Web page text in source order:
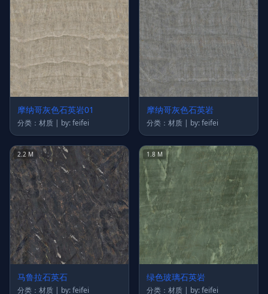
摩纳哥灰色石英岩01
分类：材质 | by: feifei
摩纳哥灰色石英岩
分类：材质 | by: feifei
2.2 M
马鲁拉石英石
分类：材质 | by: feifei
1.8 M
绿色玻璃石英岩
分类：材质 | by: feifei